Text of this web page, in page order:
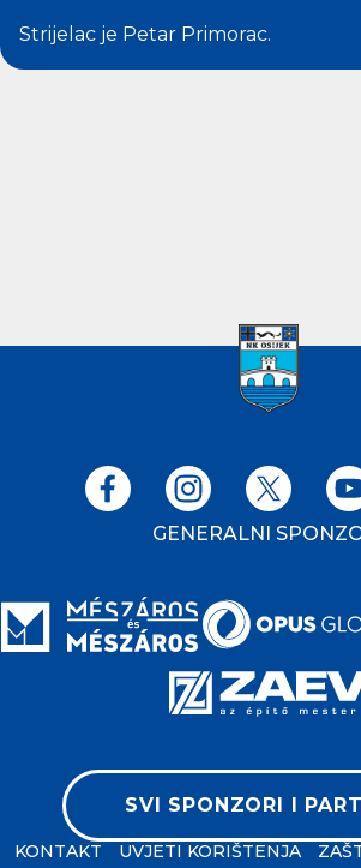
Strijelac je Petar Primorac.
GENERALNI
SVI SPONZORI I
KONTAKT UVJETI KORIŠTENJA